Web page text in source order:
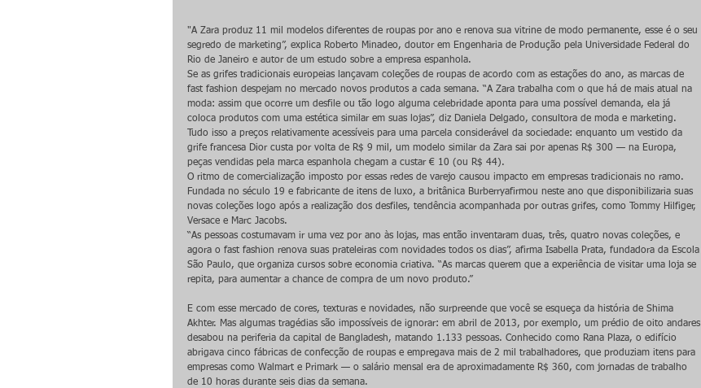
"A Zara produz 11 mil modelos diferentes de roupas por ano e renova sua vitrine de modo permanente, esse é o seu
segredo de marketing”, explica Roberto Minadeo, doutor em Engenharia de Produção pela Universidade Federal do
Rio de Janeiro e autor de um estudo sobre a empresa espanhola.
Se as grifes tradicionais europeias lançavam coleções de roupas de acordo com as estações do ano, as marcas de
fast fashion despejam no mercado novos produtos a cada semana. “A Zara trabalha com o que há de mais atual na
moda: assim que ocorre um desfile ou tão logo alguma celebridade aponta para uma possível demanda, ela já
coloca produtos com uma estética similar em suas lojas”, diz Daniela Delgado, consultora de moda e marketing.
Tudo isso a preços relativamente acessíveis para uma parcela considerável da sociedade: enquanto um vestido da
grife francesa Dior custa por volta de R$ 9 mil, um modelo similar da Zara sai por apenas R$ 300 — na Europa,
peças vendidas pela marca espanhola chegam a custar € 10 (ou R$ 44).
O ritmo de comercialização imposto por essas redes de varejo causou impacto em empresas tradicionais no ramo.
Fundada no século 19 e fabricante de itens de luxo, a britânica Burberryafirmou neste ano que disponibilizaria suas
novas coleções logo após a realização dos desfiles, tendência acompanhada por outras grifes, como Tommy Hilfiger,
Versace e Marc Jacobs.
“As pessoas costumavam ir uma vez por ano às lojas, mas então inventaram duas, três, quatro novas coleções, e
agora o fast fashion renova suas prateleiras com novidades todos os dias”, afirma Isabella Prata, fundadora da Escola
São Paulo, que organiza cursos sobre economia criativa. “As marcas querem que a experiência de visitar uma loja se
repita, para aumentar a chance de compra de um novo produto.”
E com esse mercado de cores, texturas e novidades, não surpreende que você se esqueça da história de Shima
Akhter. Mas algumas tragédias são impossíveis de ignorar: em abril de 2013, por exemplo, um prédio de oito andares
desabou na periferia da capital de Bangladesh, matando 1.133 pessoas. Conhecido como Rana Plaza, o edifício
abrigava cinco fábricas de confecção de roupas e empregava mais de 2 mil trabalhadores, que produziam itens para
empresas como Walmart e Primark — o salário mensal era de aproximadamente R$ 360, com jornadas de trabalho
de 10 horas durante seis dias da semana.